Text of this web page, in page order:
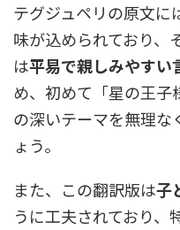
テグジュペリの原文に
味が込められており、
は平易で親しみやすい
め、初めて「星の王子
の深いテーマを無理な
ょう。
また、この翻訳版は子
うに工夫されており、